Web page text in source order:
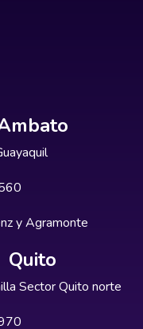
y Agramonte
Quito
Sector Quito norte